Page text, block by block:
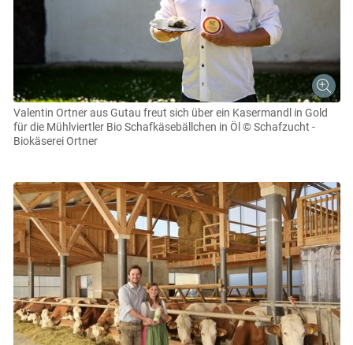
Valentin Ortner aus Gutau freut sich über ein Kasermandl in Gold
für die Mühlviertler Bio Schafkäsebällchen in Öl © Schafzucht -
Biokäserei Ortner